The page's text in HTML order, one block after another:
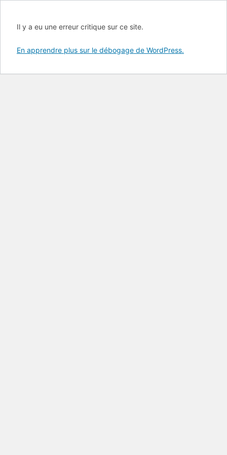
Il y a eu une erreur critique sur ce site.
En apprendre plus sur le débogage de WordPress.